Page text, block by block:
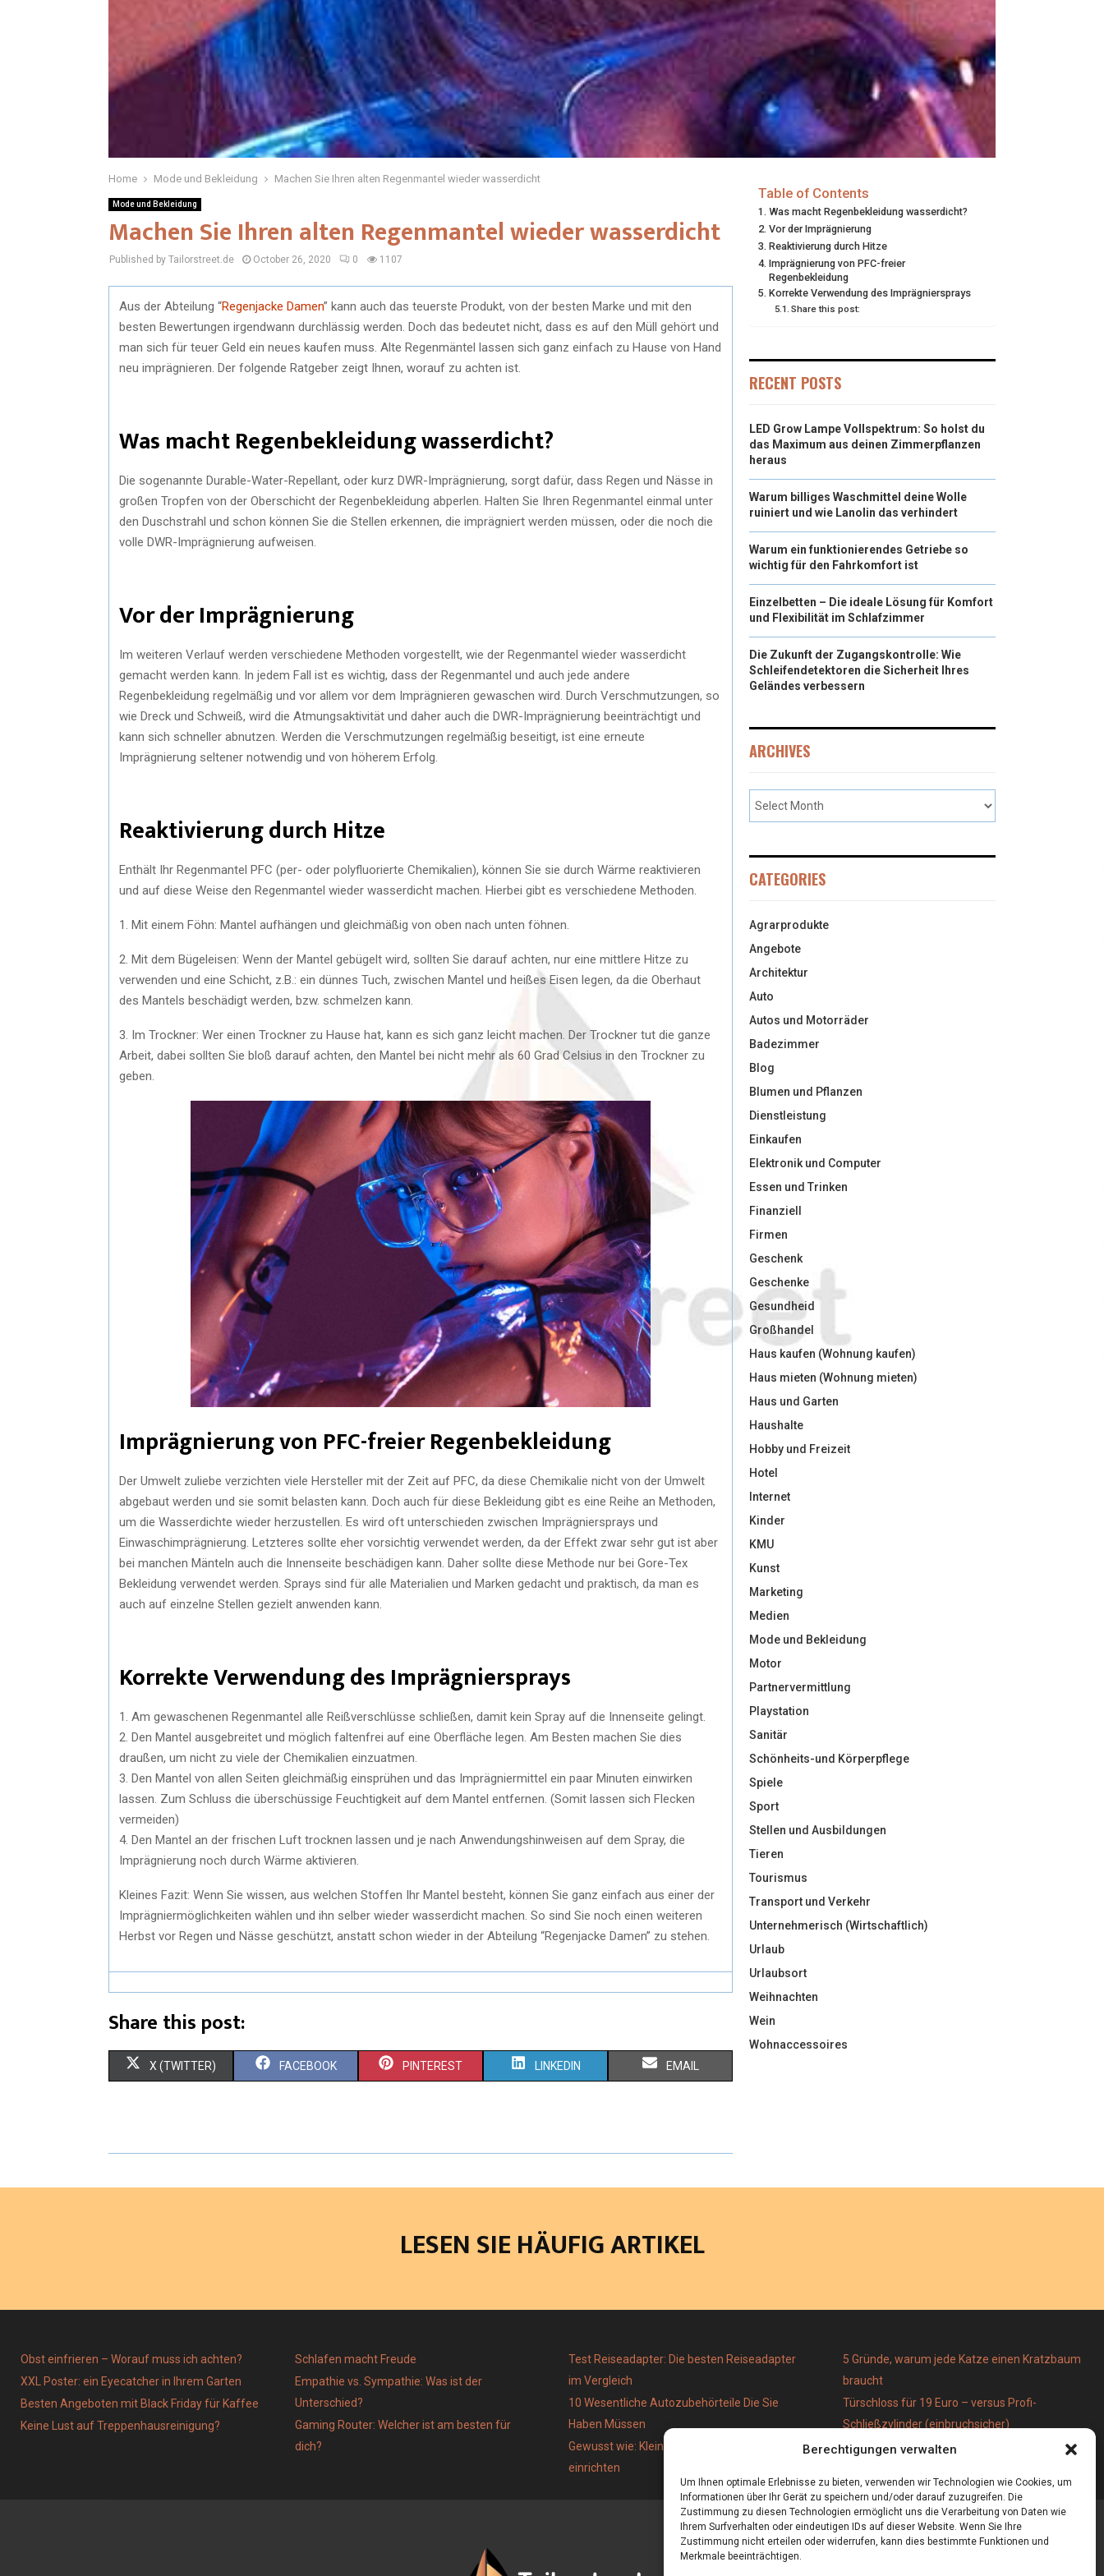
Berechtigungen verwalten
Um Ihnen optimale Erlebnisse zu bieten, verwenden wir Technologien wie Cookies, um
Informationen über Ihr Gerät zu speichern und/oder darauf zuzugreifen. Die
Zustimmung zu diesen Technologien ermöglicht uns die Verarbeitung von Daten wie
Ihrem Surfverhalten oder eindeutigen IDs auf dieser Website. Wenn Sie Ihre
Zustimmung nicht erteilen oder widerrufen, kann dies bestimmte Funktionen und
Merkmale beeinträchtigen.
Home Mode und Bekleidung Machen Sie Ihren alten Regenmantel wieder wasserdicht
Mode und Bekleidung
Machen Sie Ihren alten Regenmantel wieder wasserdicht
Published by Tailorstreet.de October 26, 2020 0 1107
Aus der Abteilung “Regenjacke Damen” kann auch das teuerste Produkt, von der besten Marke und mit den
besten Bewertungen irgendwann durchlässig werden. Doch das bedeutet nicht, dass es auf den Müll gehört und
man sich für teuer Geld ein neues kaufen muss. Alte Regenmäntel lassen sich ganz einfach zu Hause von Hand
neu imprägnieren. Der folgende Ratgeber zeigt Ihnen, worauf zu achten ist.
Was macht Regenbekleidung wasserdicht?
Die sogenannte Durable-Water-Repellant, oder kurz DWR-Imprägnierung, sorgt dafür, dass Regen und Nässe in
großen Tropfen von der Oberschicht der Regenbekleidung abperlen. Halten Sie Ihren Regenmantel einmal unter
den Duschstrahl und schon können Sie die Stellen erkennen, die imprägniert werden müssen, oder die noch die
volle DWR-Imprägnierung aufweisen.
Vor der Imprägnierung
Im weiteren Verlauf werden verschiedene Methoden vorgestellt, wie der Regenmantel wieder wasserdicht
gemacht werden kann. In jedem Fall ist es wichtig, dass der Regenmantel und auch jede andere
Regenbekleidung regelmäßig und vor allem vor dem Imprägnieren gewaschen wird. Durch Verschmutzungen, so
wie Dreck und Schweiß, wird die Atmungsaktivität und daher auch die DWR-Imprägnierung beeinträchtigt und
kann sich schneller abnutzen. Werden die Verschmutzungen regelmäßig beseitigt, ist eine erneute
Imprägnierung seltener notwendig und von höherem Erfolg.
Reaktivierung durch Hitze
Enthält Ihr Regenmantel PFC (per- oder polyfluorierte Chemikalien), können Sie sie durch Wärme reaktivieren
und auf diese Weise den Regenmantel wieder wasserdicht machen. Hierbei gibt es verschiedene Methoden.
1. Mit einem Föhn: Mantel aufhängen und gleichmäßig von oben nach unten föhnen.
2. Mit dem Bügeleisen: Wenn der Mantel gebügelt wird, sollten Sie darauf achten, nur eine mittlere Hitze zu
verwenden und eine Schicht, z.B.: ein dünnes Tuch, zwischen Mantel und heißes Eisen legen, da die Oberhaut
des Mantels beschädigt werden, bzw. schmelzen kann.
3. Im Trockner: Wer einen Trockner zu Hause hat, kann es sich ganz leicht machen. Der Trockner tut die ganze
Arbeit, dabei sollten Sie bloß darauf achten, den Mantel bei nicht mehr als 60 Grad Celsius in den Trockner zu
geben.
Imprägnierung von PFC-freier Regenbekleidung
Der Umwelt zuliebe verzichten viele Hersteller mit der Zeit auf PFC, da diese Chemikalie nicht von der Umwelt
abgebaut werden und sie somit belasten kann. Doch auch für diese Bekleidung gibt es eine Reihe an Methoden,
um die Wasserdichte wieder herzustellen. Es wird oft unterschieden zwischen Imprägniersprays und
Einwaschimprägnierung. Letzteres sollte eher vorsichtig verwendet werden, da der Effekt zwar sehr gut ist aber
bei manchen Mänteln auch die Innenseite beschädigen kann. Daher sollte diese Methode nur bei Gore-Tex
Bekleidung verwendet werden. Sprays sind für alle Materialien und Marken gedacht und praktisch, da man es
auch auf einzelne Stellen gezielt anwenden kann.
Korrekte Verwendung des Imprägniersprays
1. Am gewaschenen Regenmantel alle Reißverschlüsse schließen, damit kein Spray auf die Innenseite gelingt.
2. Den Mantel ausgebreitet und möglich faltenfrei auf eine Oberfläche legen. Am Besten machen Sie dies
draußen, um nicht zu viele der Chemikalien einzuatmen.
3. Den Mantel von allen Seiten gleichmäßig einsprühen und das Imprägniermittel ein paar Minuten einwirken
lassen. Zum Schluss die überschüssige Feuchtigkeit auf dem Mantel entfernen. (Somit lassen sich Flecken
vermeiden)
4. Den Mantel an der frischen Luft trocknen lassen und je nach Anwendungshinweisen auf dem Spray, die
Imprägnierung noch durch Wärme aktivieren.
Kleines Fazit: Wenn Sie wissen, aus welchen Stoffen Ihr Mantel besteht, können Sie ganz einfach aus einer der
Imprägniermöglichkeiten wählen und ihn selber wieder wasserdicht machen. So sind Sie noch einen weiteren
Herbst vor Regen und Nässe geschützt, anstatt schon wieder in der Abteilung “Regenjacke Damen” zu stehen.
Share this post:
S
R
X (TWITTER) S
R
FACEBOOK S
R
PINTEREST S
R
N
LINKEDIN S
R
N
EMAIL
Table of Contents
Was macht Regenbekleidung wasserdicht?
Vor der Imprägnierung
Reaktivierung durch Hitze
Imprägnierung von PFC-freier
Regenbekleidung
Korrekte Verwendung des Imprägniersprays
Share this post:
RECENT POSTS
LED Grow Lampe Vollspektrum: So holst du
das Maximum aus deinen Zimmerpflanzen
heraus
Warum billiges Waschmittel deine Wolle
ruiniert und wie Lanolin das verhindert
Warum ein funktionierendes Getriebe so
wichtig für den Fahrkomfort ist
Einzelbetten – Die ideale Lösung für Komfort
und Flexibilität im Schlafzimmer
Die Zukunft der Zugangskontrolle: Wie
Schleifendetektoren die Sicherheit Ihres
Geländes verbessern
ARCHIVES
CATEGORIES
Agrarprodukte
Angebote
Architektur
Auto
Autos und Motorräder
Badezimmer
Blog
Blumen und Pflanzen
Dienstleistung
Einkaufen
Elektronik und Computer
Essen und Trinken
Finanziell
Firmen
Geschenk
Geschenke
Gesundheid
Großhandel
Haus kaufen (Wohnung kaufen)
Haus mieten (Wohnung mieten)
Haus und Garten
Haushalte
Hobby und Freizeit
Hotel
Internet
Kinder
KMU
Kunst
Marketing
Medien
Mode und Bekleidung
Motor
Partnervermittlung
Playstation
Sanitär
Schönheits-und Körperpflege
Spiele
Sport
Stellen und Ausbildungen
Tieren
Tourismus
Transport und Verkehr
Unternehmerisch (Wirtschaftlich)
Urlaub
Urlaubsort
Weihnachten
Wein
Wohnaccessoires
LESEN SIE HÄUFIG ARTIKEL
Obst einfrieren – Worauf muss ich achten?
XXL Poster: ein Eyecatcher in Ihrem Garten
Besten Angeboten mit Black Friday für Kaffee
Keine Lust auf Treppenhausreinigung?
Schlafen macht Freude
Empathie vs. Sympathie: Was ist der
Unterschied?
Gaming Router: Welcher ist am besten für
dich?
Test Reiseadapter: Die besten Reiseadapter
im Vergleich
10 Wesentliche Autozubehörteile Die Sie
Haben Müssen
Gewusst wie: Kleines Wohnzimmer stilvoll
einrichten
5 Gründe, warum jede Katze einen Kratzbaum
braucht
Türschloss für 19 Euro – versus Profi-
Schließzylinder (einbruchsicher)
Bestecktaschen bedrucken